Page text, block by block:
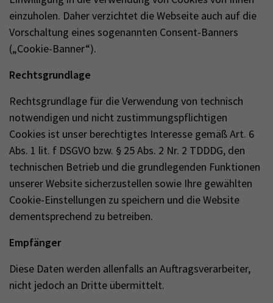
einzuholen. Daher verzichtet die Webseite auch auf die
Vorschaltung eines sogenannten Consent-Banners
(„Cookie-Banner“).
Rechtsgrundlage
Rechtsgrundlage für die Verwendung von technisch
notwendigen und nicht zustimmungspflichtigen
Cookies ist unser berechtigtes Interesse gemäß Art. 6
Abs. 1 lit. f DSGVO bzw. § 25 Abs. 2 Nr. 2 TDDDG, den
technischen Betrieb und die grundlegenden Funktionen
unserer Website sicherzustellen sowie Ihre gewählten
Cookie-Einstellungen zu speichern und die Website
dementsprechend zu betreiben.
Empfänger
Diese Daten werden allenfalls an Auftragsverarbeiter,
nicht jedoch an Dritte übermittelt.